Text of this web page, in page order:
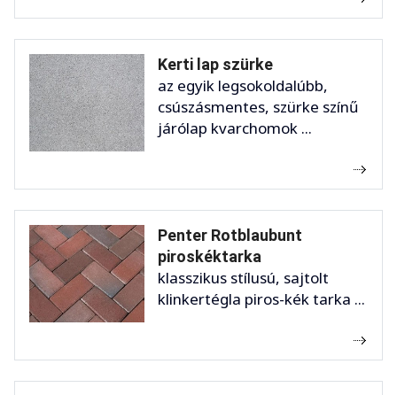
Kerti lap szürke
az egyik legsokoldalúbb,
csúszásmentes, szürke színű
járólap kvarchomok ...
Penter Rotblaubunt
piroskéktarka
klasszikus stílusú, sajtolt
klinkertégla piros-kék tarka ...